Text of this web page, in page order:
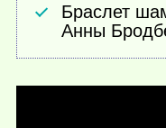
Браслет
Анны